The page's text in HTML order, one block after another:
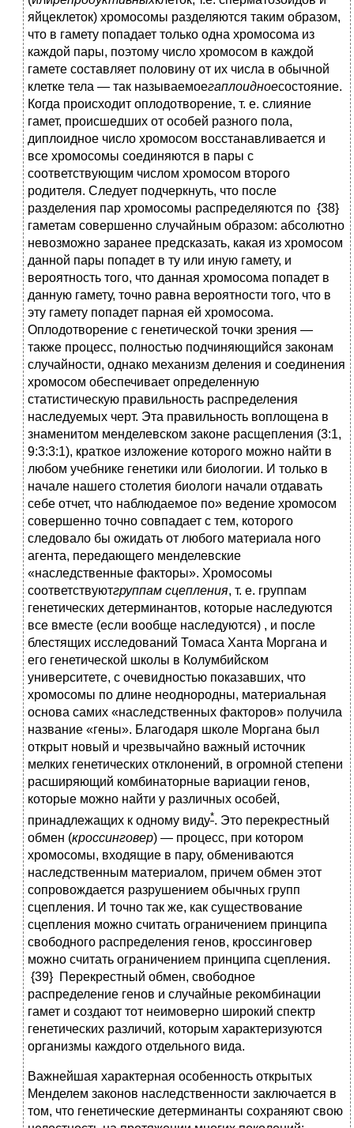
яйцеклеток) хромосомы разделяются таким образом,
что в гамету попадает только одна хромосома из
каждой пары, поэтому число хромосом в каждой
гамете составляет половину от их числа в обычной
клетке тела — так называемоегаплоидноесостояние.
Когда происходит оплодотворение, т. е. слияние
гамет, происшедших от особей разного пола,
диплоидное число хромосом восстанавливается и
все хромосомы соединяются в пары с
соответствующим числом хромосом второго
родителя. Следует подчеркнуть, что после
разделения пар хромосомы распределяются по {38}
гаметам совершенно случайным образом: абсолютно
невозможно заранее предсказать, какая из хромосом
данной пары попадет в ту или иную гамету, и
вероятность того, что данная хромосома попадет в
данную гамету, точно равна вероятности того, что в
эту гамету попадет парная ей хромосома.
Оплодотворение с генетической точки зрения —
также процесс, полностью подчиняющийся законам
случайности, однако механизм деления и соединения
хромосом обеспечивает определенную
статистическую правильность распределения
наследуемых черт. Эта правильность воплощена в
знаменитом менделевском законе расщепления (3:1,
9:3:3:1), краткое изложение которого можно найти в
любом учебнике генетики или биологии. И только в
начале нашего столетия биологи начали отдавать
себе отчет, что наблюдаемое по» ведение хромосом
совершенно точно совпадает с тем, которого
следовало бы ожидать от любого материала ного
агента, передающего менделевские
«наследственные факторы». Хромосомы
соответствуютгруппам сцепления, т. е. группам
генетических детерминантов, которые наследуются
все вместе (если вообще наследуются) , и после
блестящих исследований Томаса Ханта Моргана и
его генетической школы в Колумбийском
университете, с очевидностью показавших, что
хромосомы по длине неоднородны, материальная
основа самих «наследственных факторов» получила
название «гены». Благодаря школе Моргана был
открыт новый и чрезвычайно важный источник
мелких генетических отклонений, в огромной степени
расширяющий комбинаторные вариации генов,
которые можно найти у различных особей,
принадлежащих к одному виду*. Это перекрестный
обмен (кроссинговер) — процесс, при котором
хромосомы, входящие в пару, обмениваются
наследственным материалом, причем обмен этот
сопровождается разрушением обычных групп
сцепления. И точно так же, как существование
сцепления можно считать ограничением принципа
свободного распределения генов, кроссинговер
можно считать ограничением принципа сцепления.
{39} Перекрестный обмен, свободное
распределение генов и случайные рекомбинации
гамет и создают тот неимоверно широкий спектр
генетических различий, которым характеризуются
организмы каждого отдельного вида.
Важнейшая характерная особенность открытых
Менделем законов наследственности заключается в
том, что генетические детерминанты сохраняют свою